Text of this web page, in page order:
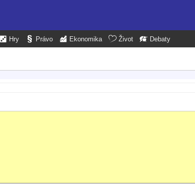
Hry Právo Ekonomika Život Debaty